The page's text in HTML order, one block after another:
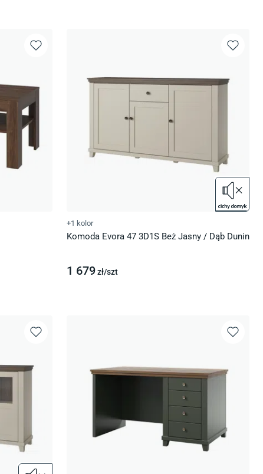
+1 kolor
Komoda Evora 47 3D1S Beż Jasny / Dąb Dunin
1 679zł/szt